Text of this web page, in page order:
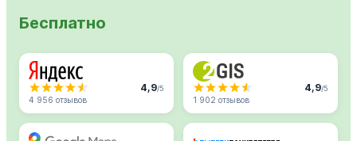
Бесплатно
4,9/5
4 956 отзывов
4,9/5
1 902 отзывов